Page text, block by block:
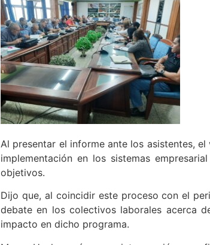
Al presentar el informe ante los asistentes,
implementación en los sistemas
objetivos.
Dijo que, al coincidir este proceso con el
debate en los colectivos laborales acerca
impacto en dicho programa.